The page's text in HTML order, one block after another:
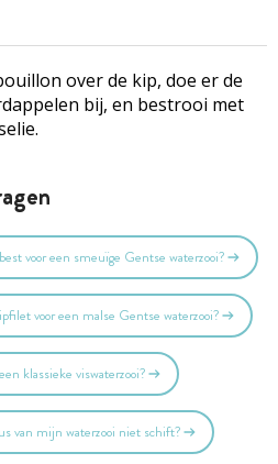
over de kip, doe er de
bij, en bestrooi met
voor een smeuïge Gentse waterzooi?
voor een malse Gentse waterzooi?
klassieke viswaterzooi?
van mijn waterzooi niet schift?